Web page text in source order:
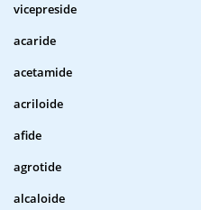
vicepreside
acaride
acetamide
acriloide
afide
agrotide
alcaloide